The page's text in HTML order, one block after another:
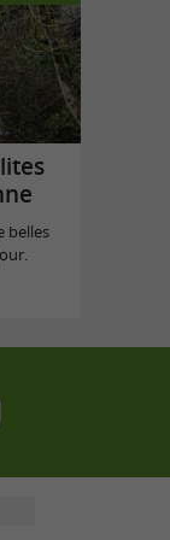
belles